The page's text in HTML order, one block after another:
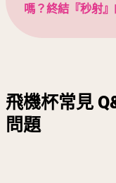
嗎？終結『秒射
飛機杯常見
問題